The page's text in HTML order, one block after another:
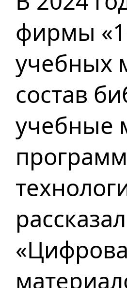
фирмы
учебных
состав
учебные